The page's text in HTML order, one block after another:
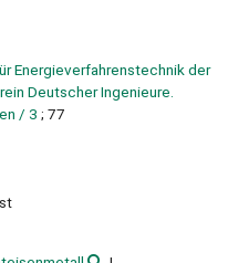
Energieverfahrenstechnik der
Deutscher Ingenieure.
/ 3 ; 77